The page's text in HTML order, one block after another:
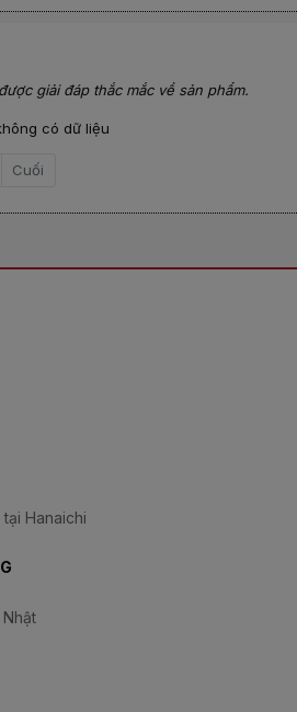
thủy phân 100mg
aglycone 1.6mg
gà (collagen tuýp II) 10mg
1500MG ORIHIRO 900 viên chứa
giải đáp thắc mắc về sản phẩm.
có dữ liệu
Cuối
Hanaichi